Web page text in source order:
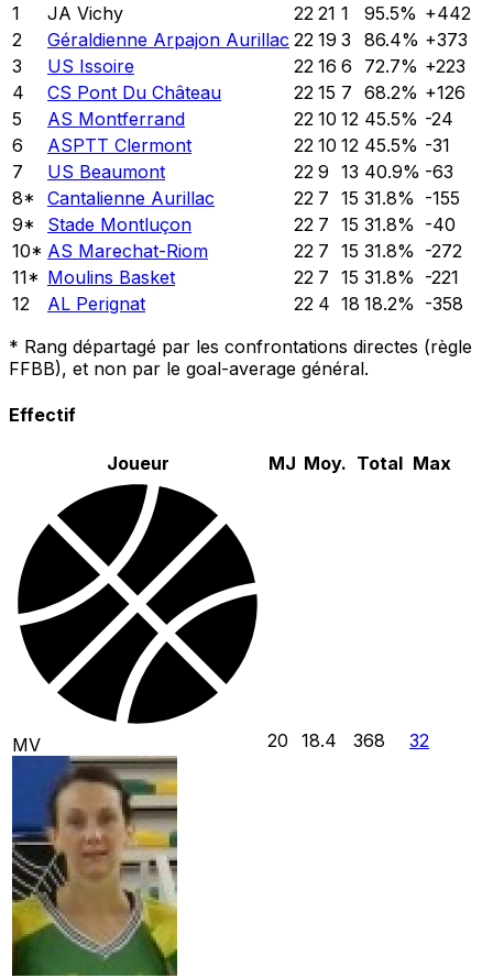
1
JA Vichy 22 21 1 95.5% +442
2
Géraldienne Arpajon Aurillac 22 19 3 86.4% +373
3
US Issoire 22 16 6 72.7% +223
4
CS Pont Du Château 22 15 7 68.2% +126
5
AS Montferrand 22 10 12 45.5% -24
6
ASPTT Clermont 22 10 12 45.5% -31
7
US Beaumont 22 9 13 40.9% -63
8* Cantalienne Aurillac 22 7 15 31.8% -155
9* Stade Montluçon 22 7 15 31.8% -40
10* AS Marechat-Riom 22 7 15 31.8% -272
11* Moulins Basket 22 7 15 31.8% -221
12
AL Perignat 22 4 18 18.2% -358
* Rang départagé par les confrontations directes (règle
FFBB), et non par le goal-average général.
Effectif
Joueur MJ Moy. Total Max
MV 20 18.4 368 32